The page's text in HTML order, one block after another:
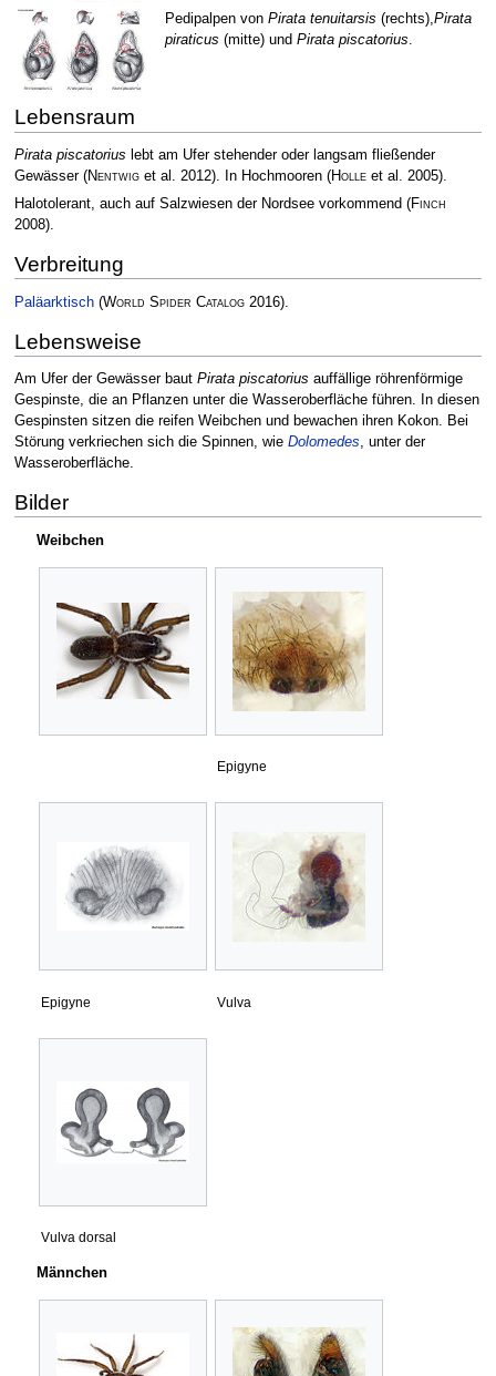
Pedipalpen vonPirata tenuitarsis (rechts),Pirata
piraticus (mitte) undPirata piscatorius.
Lebensraum
Pirata piscatorius lebt am Ufer stehender oder langsam fließender
Gewässer (Nentwiget al. 2012). In Hochmooren (Holleet al. 2005).
Halotolerant, auch auf Salzwiesen der Nordsee vorkommend (Finch
2008).
Verbreitung
Paläarktisch (World Spider Catalog2016).
Lebensweise
Am Ufer der Gewässer baut Pirata piscatorius auffällige röhrenförmige
Gespinste, die an Pflanzen unter die Wasseroberfläche führen. In diesen
Gespinsten sitzen die reifen Weibchen und bewachen ihren Kokon. Bei
Störung verkriechen sich die Spinnen, wie Dolomedes, unter der
Wasseroberfläche.
Bilder
Weibchen
Epigyne
Epigyne Vulva
Vulva dorsal
Männchen